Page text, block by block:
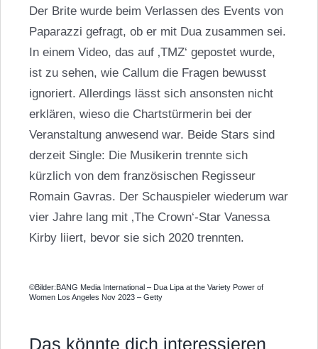
Der Brite wurde beim Verlassen des Events von
Paparazzi gefragt, ob er mit Dua zusammen sei.
In einem Video, das auf ‚TMZ‘ gepostet wurde,
ist zu sehen, wie Callum die Fragen bewusst
ignoriert. Allerdings lässt sich ansonsten nicht
erklären, wieso die Chartstürmerin bei der
Veranstaltung anwesend war. Beide Stars sind
derzeit Single: Die Musikerin trennte sich
kürzlich von dem französischen Regisseur
Romain Gavras. Der Schauspieler wiederum war
vier Jahre lang mit ‚The Crown‘-Star Vanessa
Kirbyliiert, bevor sie sich 2020 trennten.
©Bilder:BANG Media International – Dua Lipa at the Variety Power of
Women Los Angeles Nov 2023 – Getty
Das könnte dich interessieren